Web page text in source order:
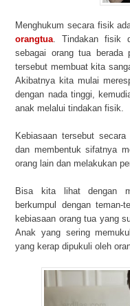
Menghukum secara fisik
orangtua. Tindakan fisik
sebagai orang tua
tersebut membuat kita
Akibatnya kita mulai
dengan nada tinggi,
anak melalui tindakan fisik.
Kebiasaan tersebut
dan membentuk sifatnya
orang lain dan melakukan
Bisa kita lihat dengan
berkumpul dengan
kebiasaan orang tua yang
Anak yang sering
yang kerap dipukuli oleh